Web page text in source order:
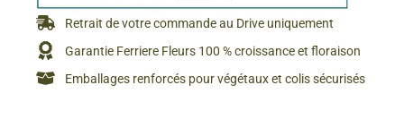
Retrait de votre commande au Drive uniquement
Garantie Ferriere Fleurs 100 % croissance et floraison
Emballages renforcés pour végétaux et colis sécurisés